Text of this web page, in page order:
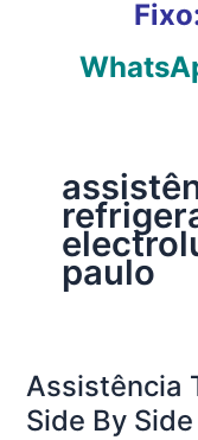
paulo
Assistência
Side By Side